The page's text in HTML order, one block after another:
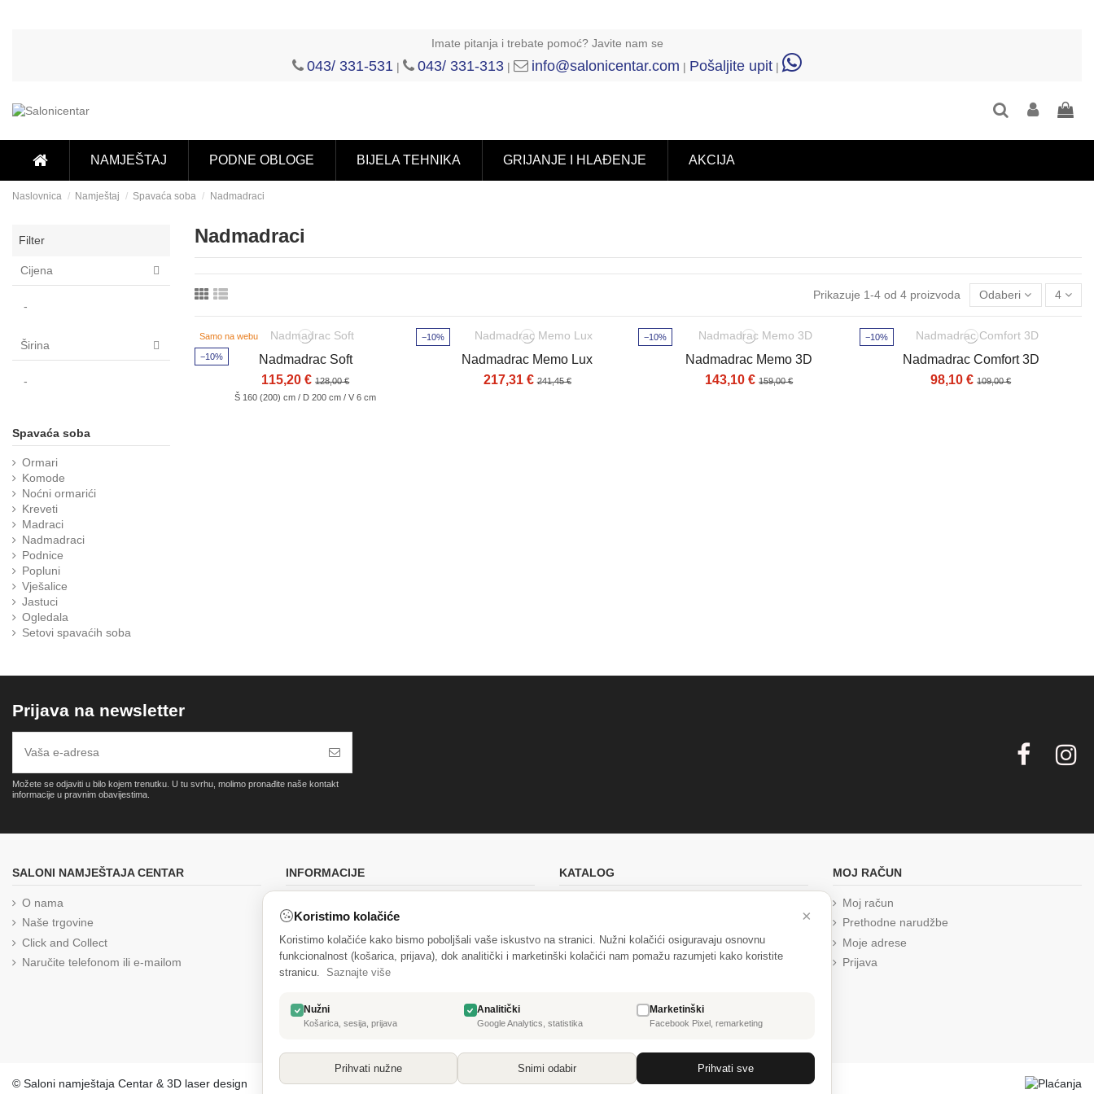
Imate pitanja i trebate pomoć? Javite nam se
043/ 331-531 | 043/ 331-313 | info@salonicentar.com | Pošaljite upit |
NAMJEŠTAJ PODNE OBLOGE BIJELA TEHNIKA GRIJANJE I HLAĐENJE AKCIJA
Naslovnica Namještaj Spavaća soba Nadmadraci
Nadmadraci
Prikazuje 1-4 od 4 proizvoda Odaberi 4
Samo na webu
−10%
Nadmadrac Soft
115,20 €128,00 €
Š 160 (200) cm / D 200 cm / V 6 cm
−10%
Nadmadrac Memo Lux
217,31 €241,45 €
−10%
Nadmadrac Memo 3D
143,10 €159,00 €
−10%
Nadmadrac Comfort 3D
98,10 €109,00 €
Filter
Cijena
-
Širina
-
Spavaća soba
Ormari
Komode
Noćni ormarići
Kreveti
Madraci
Nadmadraci
Podnice
Popluni
Vješalice
Jastuci
Ogledala
Setovi spavaćih soba
Prijava na newsletter
Možete se odjaviti u bilo kojem trenutku. U tu svrhu, molimo pronađite naše kontakt
informacije u pravnim obavijestima.
Koristimo kolačiće ×
Koristimo kolačiće kako bismo poboljšali vaše iskustvo na stranici. Nužni kolačići osiguravaju osnovnu
funkcionalnost (košarica, prijava), dok analitički i marketinški kolačići nam pomažu razumjeti kako koristite
stranicu.
Saznajte više
Nužni
Košarica, sesija, prijava
Analitički
Google Analytics, statistika
Marketinški
Facebook Pixel, remarketing
Prihvati nužne Snimi odabir Prihvati sve
SALONI NAMJEŠTAJA CENTAR
O nama
Naše trgovine
Click and Collect
Naručite telefonom ili e-mailom
INFORMACIJE
Uvjeti prodaje
Izjava o privatnosti
Reklamacija
Zaštita osobnih podataka (GDPR)
Jednostrani raskid ugovora
KATALOG
Najprodavanije
MOJ RAČUN
Moj račun
Prethodne narudžbe
Moje adrese
Prijava
© Saloni namještaja Centar & 3D laser design